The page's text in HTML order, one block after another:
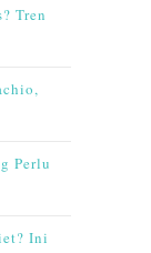
Tren
Perlu
Ini